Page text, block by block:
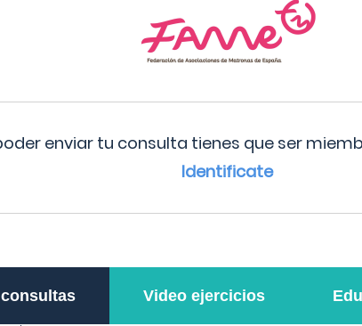
enviar tu consulta tienes que ser
Identificate
Video ejercicios